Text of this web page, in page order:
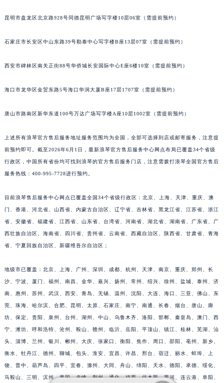
昆明市盘龙区北京路928号同德昆明广场写字楼10层06室（需提前预约）
石家庄市长安区中山东路39号勒泰中心写字楼B座13层07室（需提前预约）
西安市碑林区南关正街88号华侨城长安国际中心E座6楼10室（需提前预约）
海口市龙华区金贸东路5号海口华润大厦B座17层1707室（需提前预约）
唐山市路南区新华东道100号万达广场写字楼A座10层1002室（需提前预约）
上述所有浪琴官方售后服务地址服务范围均为全国，全部可选择到店或邮寄服务，注意提
前预约即可。截至2026年6月1日，最新浪琴官方售后服务中心网点布局已覆盖34个省级
行政区，中国所有省份均可找到浪琴的官方售后服务门店，注意需拨打浪琴全国官方售后
服务热线：400-995-7728进行预约。
目前浪琴售后服务中心网点已覆盖全国34个省级行政区：北京、上海、天津、重庆、澳
门、香港、河北省、山西省、内蒙古自治区、辽宁省、吉林省、黑龙江省、江苏省、浙江
省、安徽省、福建省、江西省、山东省、台湾省、河南省、湖北省、湖南省、广东省、广
西壮族自治区、海南省、四川省、贵州省、云南省、西藏自治区、陕西省、甘肃省、青海
省、宁夏回族自治区、新疆维吾尔自治区；
地级市已覆盖：北京、上海、广州、深圳、成都、杭州、天津、南京、重庆、郑州、长
沙、宁波、厦门、福州、南昌、金华、嘉兴、扬州、常州、绍兴、徐州、盐城、泰州、济
南、惠州、苏州、武汉、西安、青岛、无锡、温州、沈阳、大连、海口、三亚、佛山、东
莞、珠海、哈尔滨、合肥、昆明、太原、石家庄、南宁、南通、长春、烟台、唐山、廊
坊、保定、贵阳、泉州、台州、湖州、中山、乌鲁木齐、洛阳、邯郸、秦皇岛、澳门、西
宁、潍坊、呼和浩特、沧州、鞍山、赣州、临沂、岳阳、平顶山、镇江、桂林、芜湖、汕
头、淄博、兰州、银川、郴州、大庆、张家口、衡阳、焦作、周口、邵阳、亳州、新乡、
衡水、牡丹江、德州、聊城、包头、淮安、宜昌、许昌、邢台、宿迁、丽水、蚌埠、上
饶、晋中、葫芦岛、四平、宜春、滁州、大同、舟山、绵阳、天水、德阳、承德、绥化、
马鞍山、三明、滨州、黄冈、赤峰、荆州、通化、鸡西、佳木斯、黑河、连云港、阜阳、